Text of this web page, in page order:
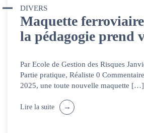
DIVERS
Maquette
la pédagogie prend
Par Ecole de Gestion des Risques
Partie pratique, Réaliste 0
2025, une toute nouvelle maquette […]
Lire la suite